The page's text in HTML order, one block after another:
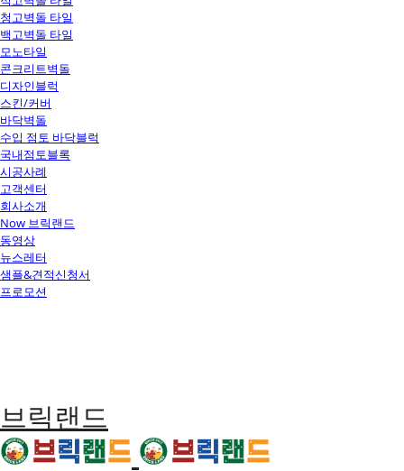
청고벽돌 타일
백고벽돌 타일
모노타일
콘크리트벽돌
디자인블럭
스킨/커버
바닥벽돌
수입 점토 바닥블럭
국내점토블록
시공사례
고객센터
회사소개
Now 브릭랜드
동영상
뉴스레터
샘플&견적신청서
프로모션
브릭랜드